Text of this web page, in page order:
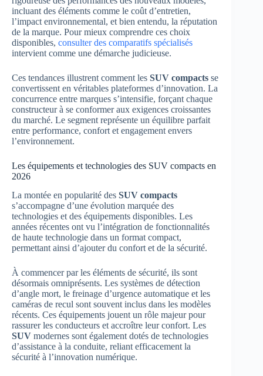
incluant des éléments comme le coût d’entretien,
l’impact environnemental, et bien entendu, la réputation
de la marque. Pour mieux comprendre ces choix
disponibles, consulter des comparatifs spécialisés
intervient comme une démarche judicieuse.
Ces tendances illustrent comment les SUV compacts se
convertissent en véritables plateformes d’innovation. La
concurrence entre marques s’intensifie, forçant chaque
constructeur à se conformer aux exigences croissantes
du marché. Le segment représente un équilibre parfait
entre performance, confort et engagement envers
l’environnement.
Les équipements et technologies des SUV compacts en
2026
La montée en popularité des SUV compacts
s’accompagne d’une évolution marquée des
technologies et des équipements disponibles. Les
années récentes ont vu l’intégration de fonctionnalités
de haute technologie dans un format compact,
permettant ainsi d’ajouter du confort et de la sécurité.
À commencer par les éléments de sécurité, ils sont
désormais omniprésents. Les systèmes de détection
d’angle mort, le freinage d’urgence automatique et les
caméras de recul sont souvent inclus dans les modèles
récents. Ces équipements jouent un rôle majeur pour
rassurer les conducteurs et accroître leur confort. Les
SUV modernes sont également dotés de technologies
d’assistance à la conduite, reliant efficacement la
sécurité à l’innovation numérique.